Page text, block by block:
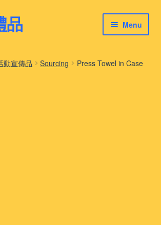
品 Menu
動宣傳品 Sourcing Press Towel in Case